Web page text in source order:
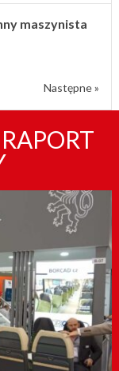
maszynista
Następne »